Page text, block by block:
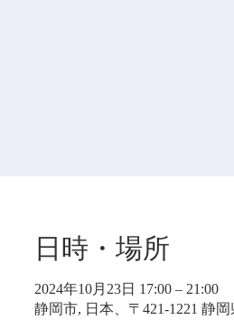
日時・場所
2024年10月23日 17:00 – 21:00
静岡市, 日本、〒421-1221 静